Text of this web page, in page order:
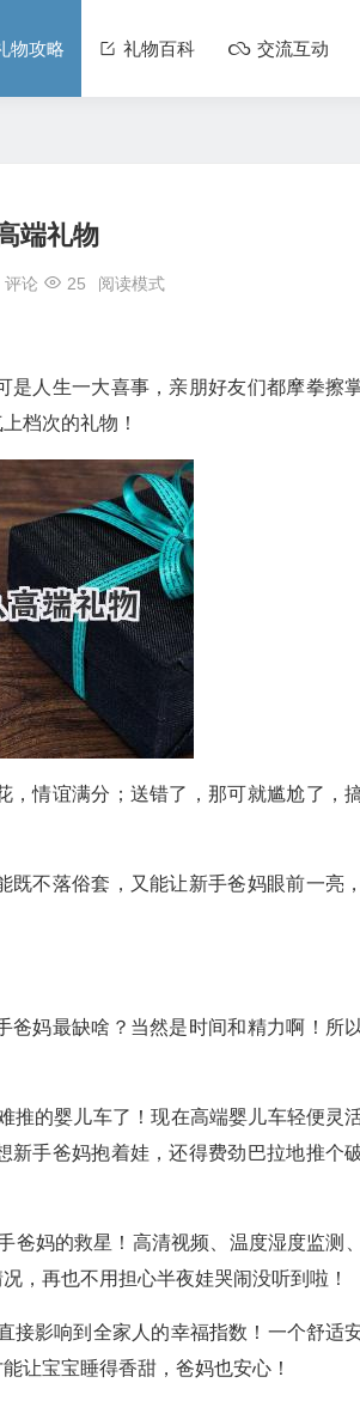
物攻略 礼物百科 交流互动
端礼物
评论 25 阅读模式
是人生一大喜事，亲朋好友们都摩拳擦
档次的礼物！
，情谊满分；送错了，那可就尴尬了，
既不落俗套，又能让新手爸妈眼前一亮
爸妈最缺啥？当然是时间和精力啊！所
推的婴儿车了！现在高端婴儿车轻便灵
手爸妈抱着娃，还得费劲巴拉地推个破
爸妈的救星！高清视频、温度湿度监测
再也不用担心半夜娃哭闹没听到啦！
接影响到全家人的幸福指数！一个舒适
让宝宝睡得香甜，爸妈也安心！